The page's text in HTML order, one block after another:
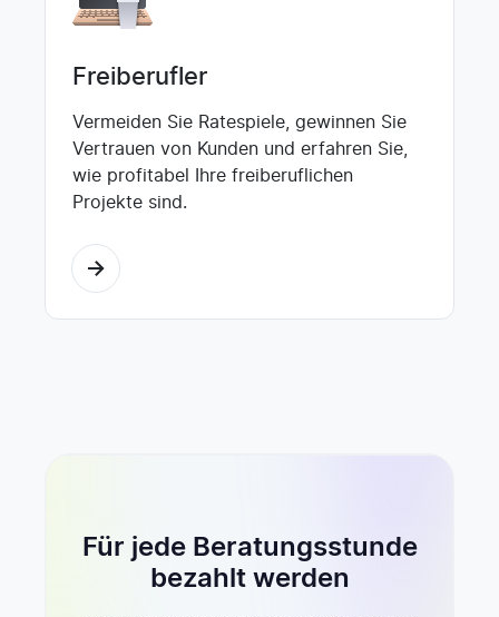
Freiberufler
Vermeiden Sie Ratespiele, gewinnen Sie
Vertrauen von Kunden und erfahren Sie,
wie profitabel Ihre freiberuflichen
Projekte sind.
Für jede Beratungsstunde
bezahlt werden